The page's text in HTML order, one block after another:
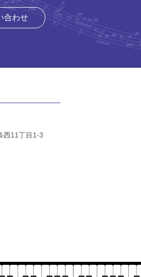
合わせ
西11丁目1-3